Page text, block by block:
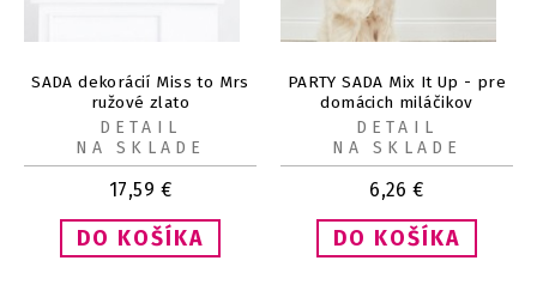
SADA dekorácií Miss to Mrs
ružové zlato
17,59 €
DETAIL
NA SKLADE
PARTY SADA Mix It Up - pre
domácich miláčikov
6,26 €
DETAIL
NA SKLADE